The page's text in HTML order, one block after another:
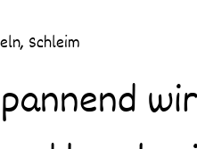
Schleim